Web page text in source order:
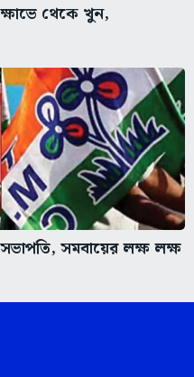
থেকে খুন,
সমবায়ের লক্ষ লক্ষ